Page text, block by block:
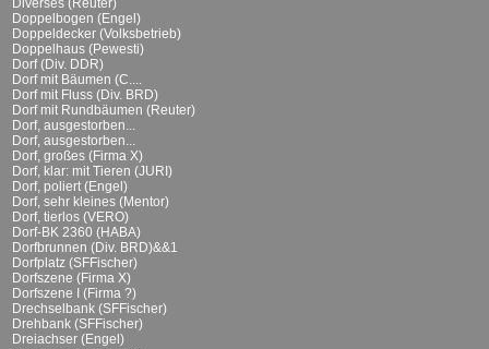
Diverses (Reuter)
Doppelbogen (Engel)
Doppeldecker (Volksbetrieb)
Doppelhaus (Pewesti)
Dorf (Div. DDR)
Dorf mit Bäumen (C....
Dorf mit Fluss (Div. BRD)
Dorf mit Rundbäumen (Reuter)
Dorf, ausgestorben...
Dorf, ausgestorben...
Dorf, großes (Firma X)
Dorf, klar: mit Tieren (JURI)
Dorf, poliert (Engel)
Dorf, sehr kleines (Mentor)
Dorf, tierlos (VERO)
Dorf-BK 2360 (HABA)
Dorfbrunnen (Div. BRD)&&1
Dorfplatz (SFFischer)
Dorfszene (Firma X)
Dorfszene I (Firma ?)
Drechselbank (SFFischer)
Drehbank (SFFischer)
Dreiachser (Engel)